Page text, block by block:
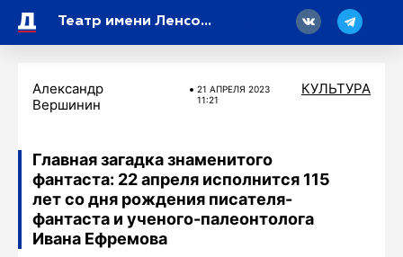
Театр имени Ленсовета покажет спектакль под песни Джима Моррисона
Александр
Вершинин
21 АПРЕЛЯ 2023
11:21
КУЛЬТУРА
Главная загадка знаменитого
фантаста: 22 апреля исполнится 115
лет со дня рождения писателя-
фантаста и ученого-палеонтолога
Ивана Ефремова